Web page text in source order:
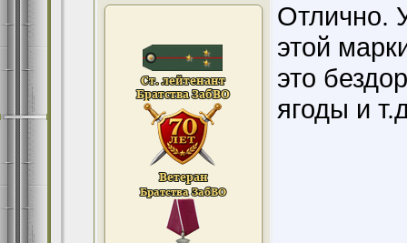
Отлично.
этой
это
ягоды и